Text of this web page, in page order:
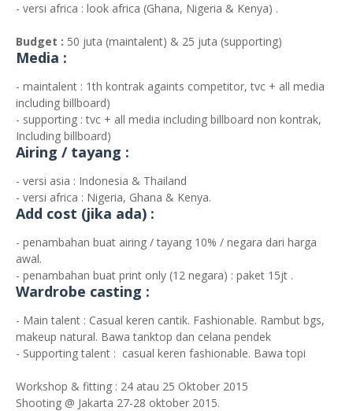
- versi africa : look africa (Ghana, Nigeria & Kenya) .
Budget : 50 juta (maintalent) & 25 juta (supporting)
Media :
- maintalent : 1th kontrak againts competitor, tvc + all media
including billboard)
- supporting : tvc + all media including billboard non kontrak,
Including billboard)
Airing / tayang :
- versi asia : Indonesia & Thailand
- versi africa : Nigeria, Ghana & Kenya.
Add cost (jika ada) :
- penambahan buat airing / tayang 10% / negara dari harga
awal.
- penambahan buat print only (12 negara) : paket 15jt .
Wardrobe casting :
- Main talent : Casual keren cantik. Fashionable. Rambut bgs,
makeup natural. Bawa tanktop dan celana pendek
- Supporting talent : casual keren fashionable. Bawa topi
Workshop & fitting : 24 atau 25 Oktober 2015
Shooting @ Jakarta 27-28 oktober 2015.